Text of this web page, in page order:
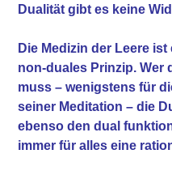
Dualität gibt es keine
Die Medizin der Leere
non-duales Prinzip. Wer
muss – wenigstens für
seiner Meditation – die
ebenso den dual
immer für alles eine